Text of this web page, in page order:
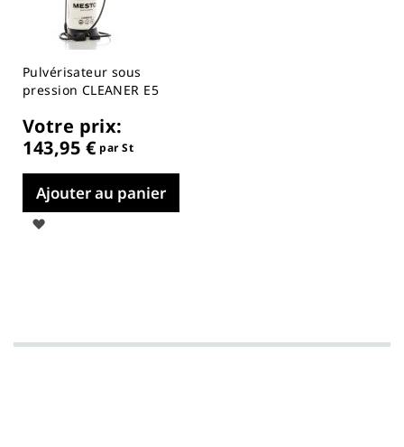
Pulvérisateur sous
pression CLEANER E5
Votre prix:
143,95 € par St
Ajouter au panier